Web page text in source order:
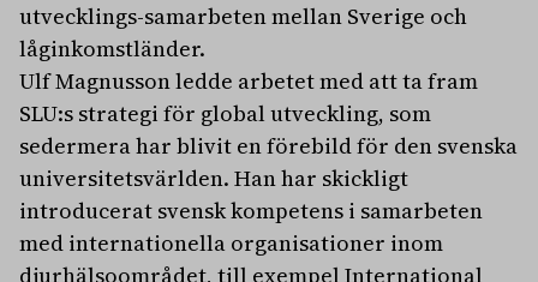
utvecklings-samarbeten mellan Sverige och
låginkomstländer.
Ulf Magnusson ledde arbetet med att ta fram
SLU:s strategi för global utveckling, som
sedermera har blivit en förebild för den svenska
universitetsvärlden. Han har skickligt
introducerat svensk kompetens i samarbeten
med internationella organisationer inom
djurhälsoområdet, till exempel International